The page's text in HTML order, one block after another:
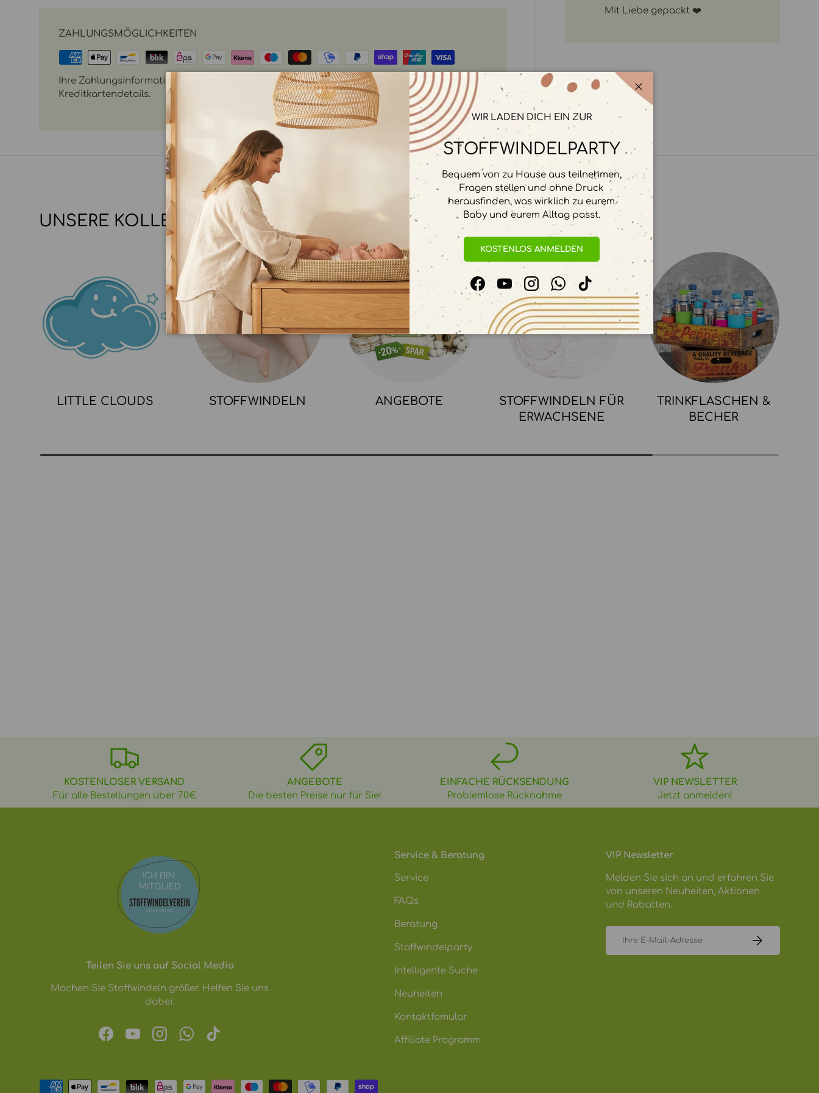
Mit Liebe gepackt ❤️
ZAHLUNGSMÖGLICHKEITEN
Ihre Zahlungsinformationen werden sicher verarbeitet. Wir speichern keine
Kreditkartendetails.
UNSERE KOLLEKTIONEN
LITTLE CLOUDS STOFFWINDELN ANGEBOTE
STOFFWINDELN FÜR
ERWACHSENE
TRINKFLASCHEN &
BECHER
Schließen
WIR LADEN DICH EIN ZUR
STOFFWINDELPARTY
Bequem von zu Hause aus teilnehmen,
Fragen stellen und ohne Druck
herausfinden, was wirklich zu eurem
Baby und eurem Alltag passt.
KOSTENLOS ANMELDEN
FacebookYouTubeInstagramWhatsApp
TikTok
KOSTENLOSER VERSAND
Für alle Bestellungen über 70€
ANGEBOTE
Die besten Preise nur für Sie!
EINFACHE RÜCKSENDUNG
Problemlose Rücknahme
VIP NEWSLETTER
Jetzt anmelden!
Teilen Sie uns auf Social Media
Machen Sie Stoffwindeln größer. Helfen Sie uns
dabei.
FacebookYouTubeInstagramWhatsApp
TikTok
Service & Beratung
Service
FAQs
Beratung
Stoffwindelparty
Intelligente Suche
Neuheiten
Kontaktfomular
Affiliate Programm
VIP Newsletter
Melden Sie sich an und erfahren Sie
von unseren Neuheiten, Aktionen
und Rabatten.
ABONNIEREN
Zahlungsmethoden